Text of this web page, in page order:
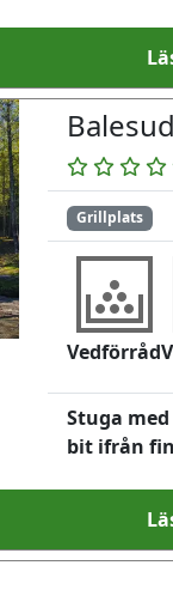
Grillplats
Vedförråd
Stuga
bit ifrån